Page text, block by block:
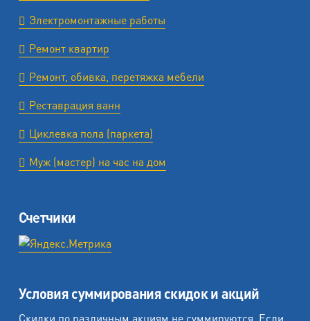
Электромонтажные работы
Ремонт квартир
Ремонт, обивка, перетяжка мебели
Реставрация ванн
Циклевка пола (паркета)
Муж (мастер) на час на дом
Счетчики
Условия суммирования скидок и акций